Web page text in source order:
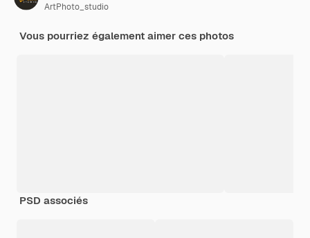
ArtPhoto_studio
Vous pourriez également aimer ces photos
PSD associés